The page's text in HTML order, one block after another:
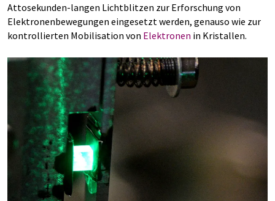
Attosekunden-langen Lichtblitzen zur Erforschung von
Elektronenbewegungen eingesetzt werden, genauso wie zur
kontrollierten Mobilisation von Elektronen in Kristallen.